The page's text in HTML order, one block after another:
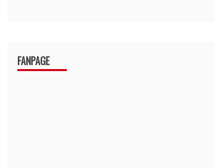
FANPAGE